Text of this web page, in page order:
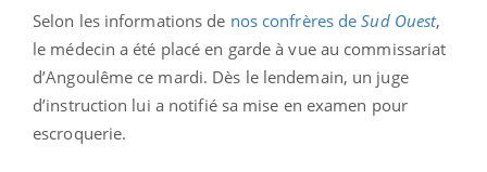
Selon les informations de nos confrères deSud Ouest,
le médecin a été placé en garde à vue au commissariat
d’Angoulême ce mardi. Dès le lendemain, un juge
d’instruction lui a notifié sa mise en examen pour
escroquerie.